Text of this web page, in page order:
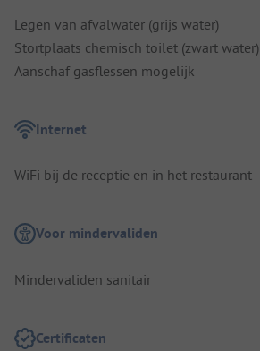
Legen van afvalwater (grijs water)
Stortplaats chemisch toilet (zwart water)
Aanschaf gasflessen mogelijk
Internet
WiFi bij de receptie en in het restaurant
Voor mindervaliden
Mindervaliden sanitair
Certificaten